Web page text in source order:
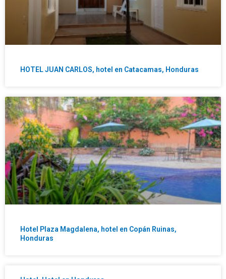
HOTEL JUAN CARLOS, hotel en Catacamas, Honduras
Hotel Plaza Magdalena, hotel en Copán Ruinas,
Honduras